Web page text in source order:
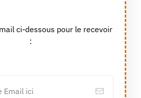
ci-dessous pour le recevoir
: